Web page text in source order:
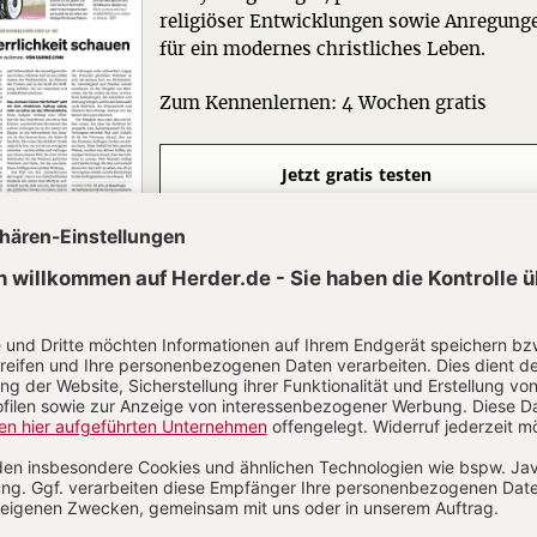
religiöser Entwicklungen sowie
für ein modernes christliches Leben.
Zum Kennenlernen: 4 Wochen gratis
Jetzt gratis testen